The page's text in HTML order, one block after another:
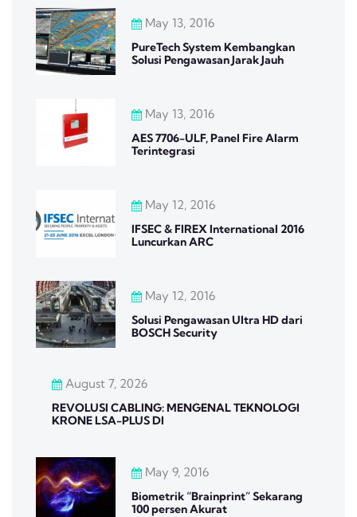
May 13, 2016
PureTech System Kembangkan
Solusi Pengawasan Jarak Jauh
May 13, 2016
AES 7706-ULF, Panel Fire Alarm
Terintegrasi
May 12, 2016
IFSEC & FIREX International 2016
Luncurkan ARC
May 12, 2016
Solusi Pengawasan Ultra HD dari
BOSCH Security
August 7, 2026
REVOLUSI CABLING: MENGENAL TEKNOLOGI
KRONE LSA-PLUS DI
May 9, 2016
Biometrik “Brainprint” Sekarang
100 persen Akurat